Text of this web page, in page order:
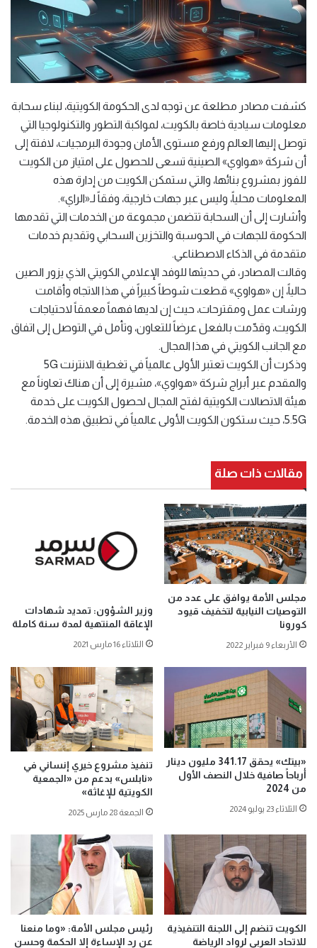
كشفت مصادر مطلعة عن توجه لدى الحكومة الكويتية، لبناء سحابة
معلومات سيادية خاصة بالكويت، لمواكبة التطور والتكنولوجيا التي
توصل إليها العالم ورفع مستوى الأمان وجودة البرمجيات، لافتة إلى
أن شركة «هواوي» الصينية تسعى للحصول على امتياز من الكويت
للفوز بمشروع بنائها، والتي ستمكن الكويت من إدارة هذه
المعلومات محلياً، وليس عبر جهات خارجية، وفقاً لـ«الراي».
وأشارت إلى أن السحابة تتضمن مجموعة من الخدمات التي تقدمها
الحكومة للجهات في الحوسبة والتخزين السحابي وتقديم خدمات
متقدمة في الذكاء الاصطناعي.
وقالت المصادر، في حديثها للوفد الإعلامي الكويتي الذي يزور الصين
حالياً، إن «هواوي» قطعت شوطاً كبيراً في هذا الاتجاه وأقامت
ورشات عمل ومقترحات، حيث إن لديها فهماً معمقاً لاحتياجات
الكويت، وقدّمت بالفعل عرضاً للتعاون، وتأمل في التوصل إلى اتفاق
مع الجانب الكويتي في هذا المجال.
وذكرت أن الكويت تعتبر الأولى عالمياً في تغطية الانترنت 5G
والمقدم عبر أبراج شركة «هواوي»، مشيرة إلى أن هناك تعاوناً مع
هيئة الاتصالات الكويتية لفتح المجال لحصول الكويت على خدمة
5.5G، حيث ستكون الكويت الأولى عالمياً في تطبيق هذه الخدمة.
مقالات ذات صلة
مجلس الأمة يوافق على عدد من
التوصيات النيابية لتخفيف قيود
كورونا
الأربعاء 9 فبراير 2022
وزير الشؤون: تمديد شهادات
الإعاقة المنتهية لمدة سنة كاملة
الثلاثاء 16 مارس 2021
«بيتك» يحقق 341.17 مليون دينار
أرباحاً صافية خلال النصف الأول
من 2024
الثلاثاء 23 يوليو 2024
تنفيذ مشروع خيري إنساني في
«نابلس» بدعم من «الجمعية
الكويتية للإغاثة»
الجمعة 28 مارس 2025
الكويت تنضم إلى اللجنة التنفيذية
للاتحاد العربي لرواد الرياضة
رئيس مجلس الأمة: «وما منعنا
عن رد الإساءة إلا الحكمة وحسن